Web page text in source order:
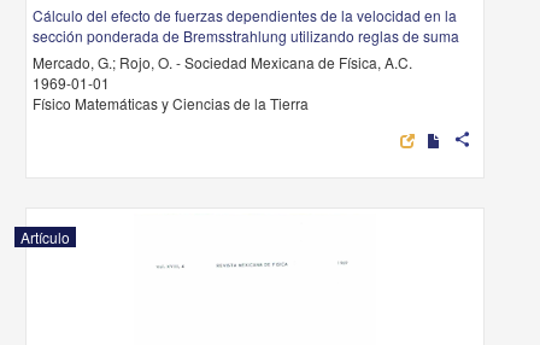
Cálculo del efecto de fuerzas dependientes de la velocidad en la
sección ponderada de Bremsstrahlung utilizando reglas de suma
Mercado, G.; Rojo, O. - Sociedad Mexicana de Física, A.C.
1969-01-01
Físico Matemáticas y Ciencias de la Tierra
share
Artículo